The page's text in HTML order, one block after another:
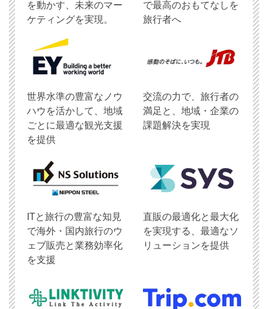
を動かす、未来のマー
ケティングを実現。
で最高のおもてなしを
旅行者へ
世界水準の豊富なノウ
ハウを活かして、地域
ごとに最適な観光支援
を提供
交流の力で、旅行者の
満足と、地域・企業の
課題解決を実現
ITと旅行の豊富な知見
で海外・国内旅行のウ
ェブ販売と業務効率化
を支援
直販の最適化と最大化
を実現する、最適なソ
リューションを提供